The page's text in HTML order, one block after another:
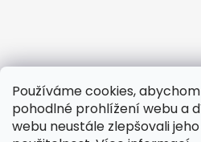
Používáme cookies,
pohodlné prohlížení webu a
webu neustále zlepšovali
tomas@ttcokolada.cz
+420 732675920